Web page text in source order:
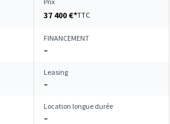
37 400 €*TTC
FINANCEMENT
–
Leasing
–
Location longue durée
–